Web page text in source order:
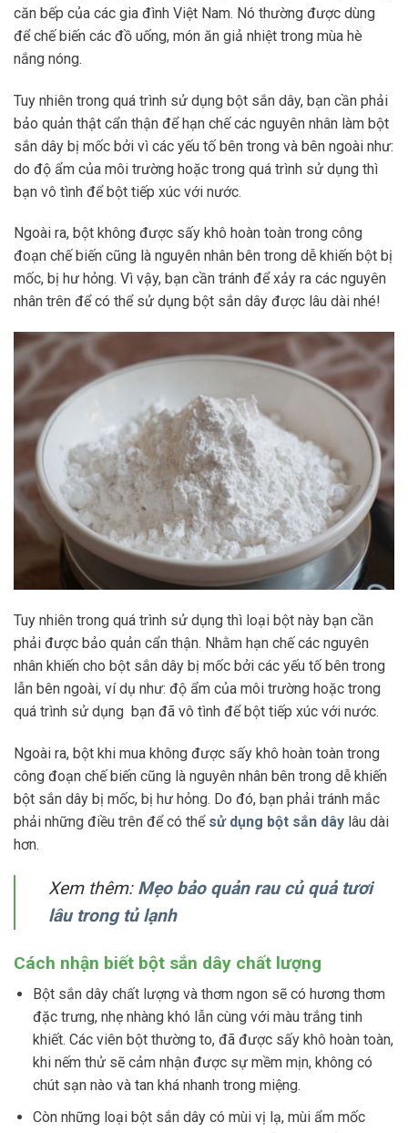
căn bếp của các gia đình Việt Nam. Nó thường được dùng
để chế biến các đồ uống, món ăn giả nhiệt trong mùa hè
nắng nóng.
Tuy nhiên trong quá trình sử dụng bột sắn dây, bạn cần phải
bảo quản thật cẩn thận để hạn chế các nguyên nhân làm bột
sắn dây bị mốc bởi vì các yếu tố bên trong và bên ngoài như:
do độ ẩm của môi trường hoặc trong quá trình sử dụng thì
bạn vô tình để bột tiếp xúc với nước.
Ngoài ra, bột không được sấy khô hoàn toàn trong công
đoạn chế biến cũng là nguyên nhân bên trong dễ khiến bột bị
mốc, bị hư hỏng. Vì vậy, bạn cần tránh để xảy ra các nguyên
nhân trên để có thể sử dụng bột sắn dây được lâu dài nhé!
Tuy nhiên trong quá trình sử dụng thì loại bột này bạn cần
phải được bảo quản cẩn thận. Nhằm hạn chế các nguyên
nhân khiến cho bột sắn dây bị mốc bởi các yếu tố bên trong
lẫn bên ngoài, ví dụ như: độ ẩm của môi trường hoặc trong
quá trình sử dụng bạn đã vô tình để bột tiếp xúc với nước.
Ngoài ra, bột khi mua không được sấy khô hoàn toàn trong
công đoạn chế biến cũng là nguyên nhân bên trong dễ khiến
bột sắn dây bị mốc, bị hư hỏng. Do đó, bạn phải tránh mắc
phải những điều trên để có thể sử dụng bột sắn dây lâu dài
hơn.
Xem thêm: Mẹo bảo quản rau củ quả tươi
lâu trong tủ lạnh
Cách nhận biết bột sắn dây chất lượng
Bột sắn dây chất lượng và thơm ngon sẽ có hương thơm
đặc trưng, nhẹ nhàng khó lẫn cùng với màu trắng tinh
khiết. Các viên bột thường to, đã được sấy khô hoàn toàn,
khi nếm thử sẽ cảm nhận được sự mềm mịn, không có
chút sạn nào và tan khá nhanh trong miệng.
Còn những loại bột sắn dây có mùi vị lạ, mùi ẩm mốc